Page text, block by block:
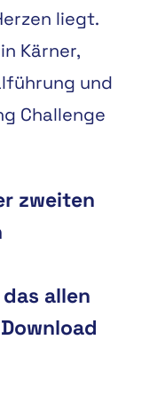
liegt.
Kärner,
und
Challenge
zweiten
allen